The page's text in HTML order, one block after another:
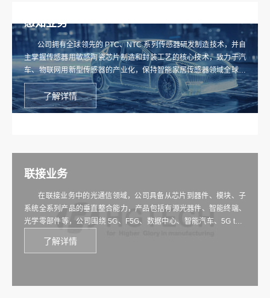
感知业务
公司拥有全球领先的 PTC、NTC 系列传感器研发制造技术，并自
主掌握传感器用敏感陶瓷芯片制造和封装工艺的核心技术，致力于汽
车、物联网用新型传感器的产业化，保持智能家居传感器领域全球行
业的领先地位，先后获得工信部“制造业单项冠军”、国家知识产权示范
企业等荣誉称号。
了解详情
联接业务
在联接业务中的光通信领域，公司具备从芯片到器件、模块、子
系统全系列产品的垂直整合能力，产品包括有源光器件、智能终端、
光学零部件等，公司围绕 5G、F5G、数据中心、智能汽车、5G to B
场占有率处于行业领先地位。
了解详情